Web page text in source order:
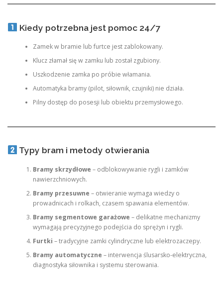
Kiedy potrzebna jest pomoc 24/7
Zamek w bramie lub furtce jest zablokowany.
Klucz złamał się w zamku lub został zgubiony.
Uszkodzenie zamka po próbie włamania.
Automatyka bramy (pilot, siłownik, czujniki) nie działa.
Pilny dostęp do posesji lub obiektu przemysłowego.
Typy bram i metody otwierania
Bramy skrzydłowe – odblokowywanie rygli i zamków
nawierzchniowych.
Bramy przesuwne – otwieranie wymaga wiedzy o
prowadnicach i rolkach, czasem spawania elementów.
Bramy segmentowe garażowe – delikatne mechanizmy
wymagają precyzyjnego podejścia do sprężyn i rygli.
Furtki – tradycyjne zamki cylindryczne lub elektrozaczepy.
Bramy automatyczne – interwencja ślusarsko-elektryczna,
diagnostyka siłownika i systemu sterowania.